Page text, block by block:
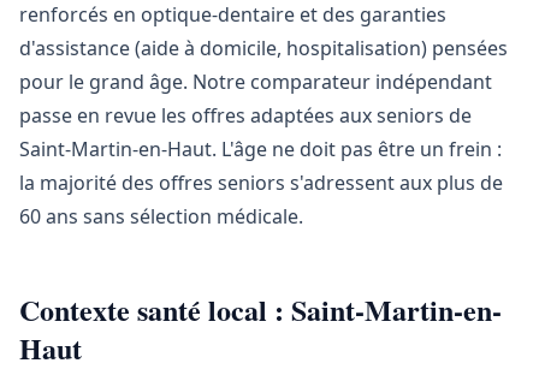
renforcés en optique-dentaire et des garanties
d'assistance (aide à domicile, hospitalisation) pensées
pour le grand âge. Notre comparateur indépendant
passe en revue les offres adaptées aux seniors de
Saint-Martin-en-Haut. L'âge ne doit pas être un frein :
la majorité des offres seniors s'adressent aux plus de
60 ans sans sélection médicale.
Contexte santé local : Saint-Martin-en-
Haut